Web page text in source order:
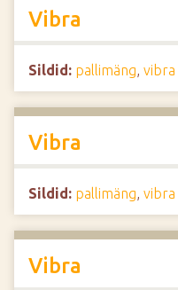
Vibra
Sildid: pallimäng, vibra
Vibra
Sildid: pallimäng, vibra
Vibra